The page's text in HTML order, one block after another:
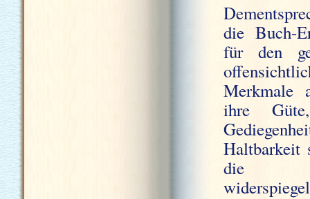
die Buch-
für den
Merkmale
ihre
Haltbarkeit
die